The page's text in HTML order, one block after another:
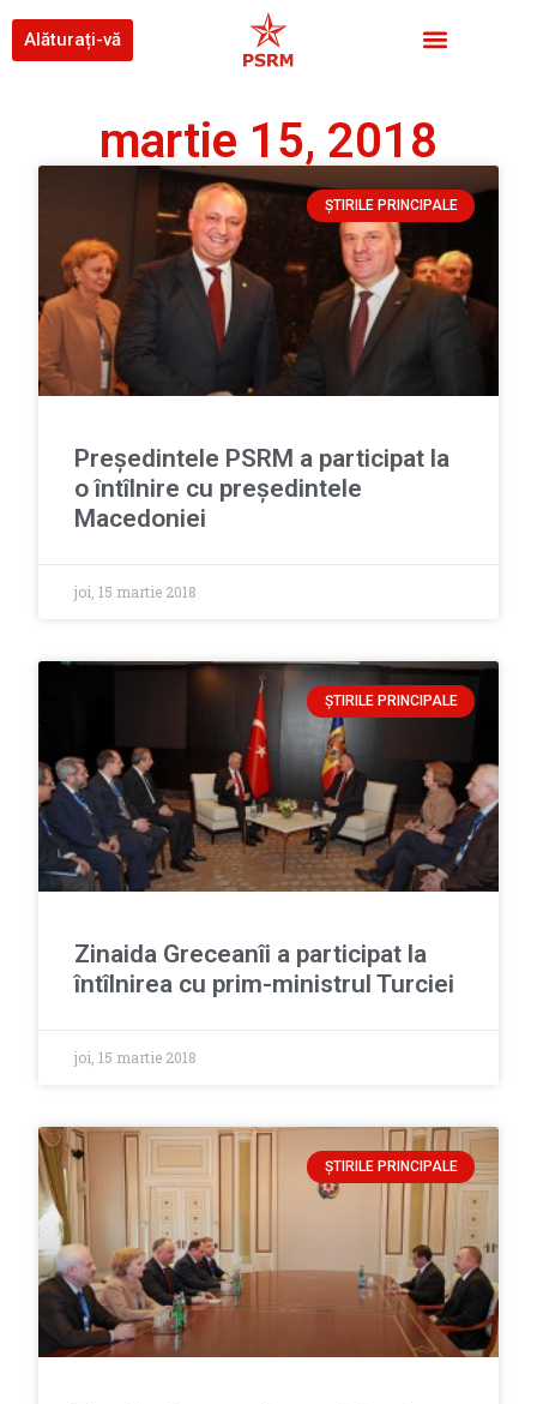
Alăturați-vă
martie 15, 2018
ȘTIRILE PRINCIPALE
Președintele PSRM a participat la
o întîlnire cu președintele
Macedoniei
joi, 15 martie 2018
ȘTIRILE PRINCIPALE
Zinaida Greceanîi a participat la
întîlnirea cu prim-ministrul Turciei
joi, 15 martie 2018
ȘTIRILE PRINCIPALE